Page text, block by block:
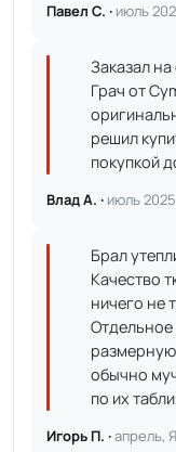
Павел С. · июль
Заказал
Грач от
решил
покупкой
Влад А. · июль
Брал
Качество
ничего не
обычно
по их
Игорь П. ·апрель,